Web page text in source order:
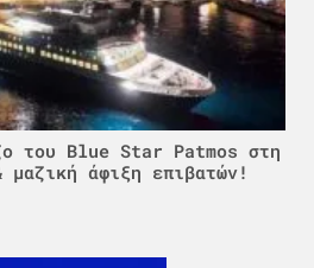
του Blue Star Patmos στη
άφιξη επιβατών!